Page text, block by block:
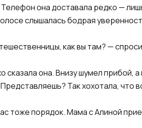
Телефон она доставала редко —
слышалась бодрая
как вы там? —
сказала она. Внизу шумел прибой,
Так хохотала, что
тоже порядок. Мама с Алиной